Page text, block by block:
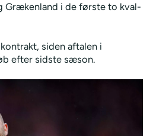
Grækenland i de første to kval-
siden aftalen i
efter sidste sæson.